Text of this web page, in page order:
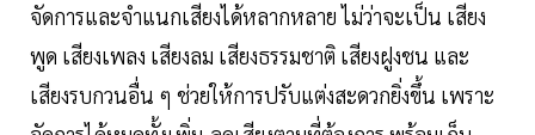
จัดการและจำแนกเสียงได้หลากหลาย ไม่ว่าจะเป็น เสียง
พูด เสียงเพลง เสียงลม เสียงธรรมชาติ เสียงฝูงชน และ
เสียงรบกวนอื่น ๆ ช่วยให้การปรับแต่งสะดวกยิ่งขึ้น เพราะ